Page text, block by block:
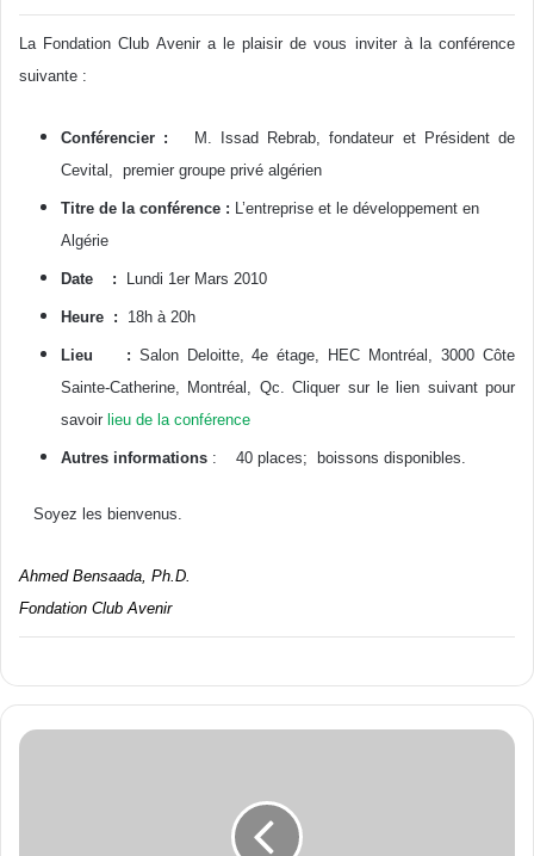
La Fondation Club Avenir a le plaisir de vous inviter à la conférence
suivante :
Conférencier : M. Issad Rebrab, fondateur et Président de
Cevital, premier groupe privé algérien
Titre de la conférence : L’entreprise et le développement en
Algérie
Date : Lundi 1er Mars 2010
Heure : 18h à 20h
Lieu : Salon Deloitte, 4e étage, HEC Montréal, 3000 Côte
Sainte-Catherine, Montréal, Qc. Cliquer sur le lien suivant pour
savoir lieu de la conférence
Autres informations : 40 places; boissons disponibles.
Soyez les bienvenus.
Ahmed Bensaada, Ph.D.
Fondation Club Avenir